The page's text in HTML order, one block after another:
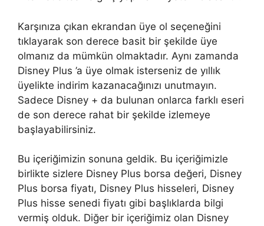
Karşınıza çıkan ekrandan üye ol seçeneğini
tıklayarak son derece basit bir şekilde üye
olmanız da mümkün olmaktadır. Aynı zamanda
Disney Plus ’a üye olmak isterseniz de yıllık
üyelikte indirim kazanacağınızı unutmayın.
Sadece Disney + da bulunan onlarca farklı eseri
de son derece rahat bir şekilde izlemeye
başlayabilirsiniz.
Bu içeriğimizin sonuna geldik. Bu içeriğimizle
birlikte sizlere Disney Plus borsa değeri, Disney
Plus borsa fiyatı, Disney Plus hisseleri, Disney
Plus hisse senedi fiyatı gibi başlıklarda bilgi
vermiş olduk. Diğer bir içeriğimiz olan Disney